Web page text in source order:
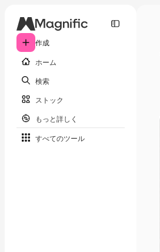
作成
ホーム
検索
ストック
もっと詳しく
すべてのツール